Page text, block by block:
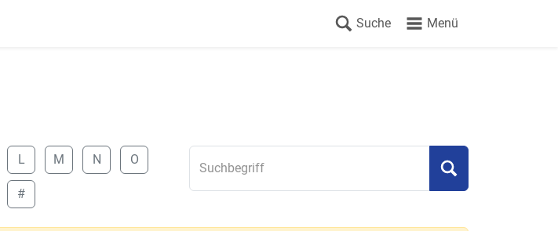
Suche Menü
L M N O
#
Suchbegriff